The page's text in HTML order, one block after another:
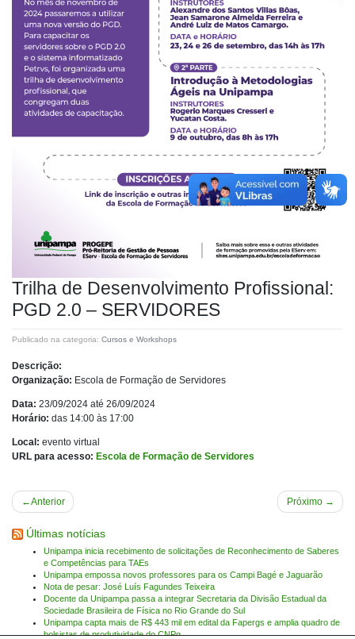
Trilha de Desenvolvimento Profissional:
PGD 2.0 – SERVIDORES
Publicado na categoria: Cursos e Workshops
Descrição:
Organização: Escola de Formação de Servidores
Data: 23/09/2024 até 26/09/2024
Horário: das 14:00 às 17:00
Local: evento virtual
URL para acesso: Escola de Formação de Servidores
Navegação
de
Post
Anterior Próximo
Últimas notícias
Unipampa inicia recebimento de solicitações de Reconhecimento de Saberes
e Competências para TAEs
Unipampa empossa novos professores para os Campi Bagé e Jaguarão
Nota de pesar: José Luís Fagundes Teixeira
Docente da Unipampa passa a integrar Secretaria da Divisão Estadual da
Sociedade Brasileira de Física no Rio Grande do Sul
Unipampa capta mais de R$ 443 mil em edital da Fapergs e amplia quadro de
bolsistas de produtividade do CNPq